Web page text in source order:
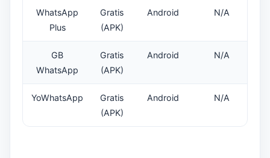
WhatsApp
Plus
Gratis
(APK)
Android N/A
GB
WhatsApp
Gratis
(APK)
Android N/A
YoWhatsApp
Gratis
(APK)
Android N/A